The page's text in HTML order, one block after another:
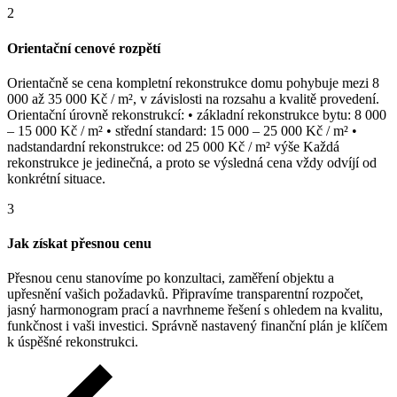
2
Orientační cenové rozpětí
Orientačně se cena kompletní rekonstrukce domu pohybuje mezi 8
000 až 35 000 Kč / m², v závislosti na rozsahu a kvalitě provedení.
Orientační úrovně rekonstrukcí: • základní rekonstrukce bytu: 8 000
– 15 000 Kč / m² • střední standard: 15 000 – 25 000 Kč / m² •
nadstandardní rekonstrukce: od 25 000 Kč / m² výše Každá
rekonstrukce je jedinečná, a proto se výsledná cena vždy odvíjí od
konkrétní situace.
3
Jak získat přesnou cenu
Přesnou cenu stanovíme po konzultaci, zaměření objektu a
upřesnění vašich požadavků. Připravíme transparentní rozpočet,
jasný harmonogram prací a navrhneme řešení s ohledem na kvalitu,
funkčnost i vaši investici. Správně nastavený finanční plán je klíčem
k úspěšné rekonstrukci.